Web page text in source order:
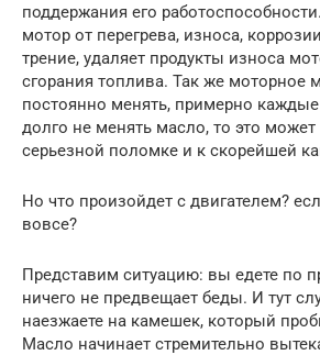
поддержания его
мотор от перегрева, износа,
трение, удаляет продукты износа
сгорания топлива. Так же моторное
постоянно менять, примерно
долго не менять масло, то это может
серьезной поломке и к скорейшей
Но что произойдет с двигателем?
вовсе?
Представим ситуацию: вы едете по
ничего не предвещает беды. И тут
наезжаете на камешек, который
Масло начинает стремительно